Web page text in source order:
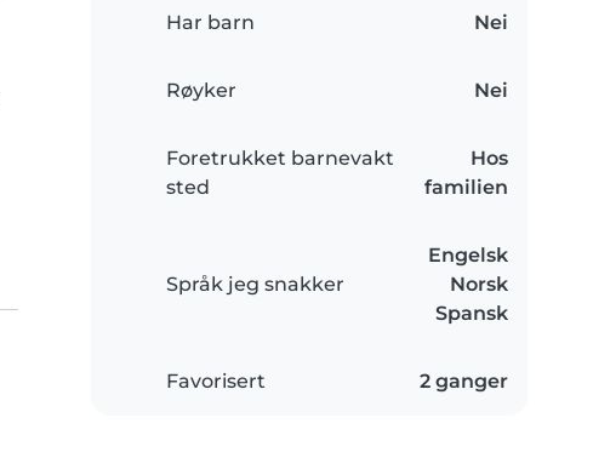
Har barn Nei
Røyker Nei
Foretrukket barnevakt
sted
Hos
familien
Språk jeg snakker
Engelsk
Norsk
Spansk
Favorisert 2 ganger